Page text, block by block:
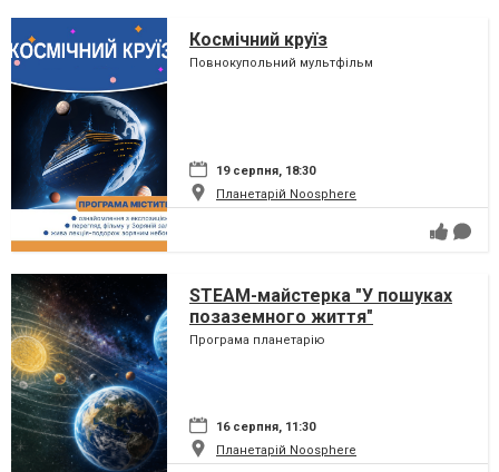
Космічний круїз
Повнокупольний мультфільм
19 серпня, 18:30
Планетарій Noosphere
STEAM-майстерка "У пошуках
позаземного життя"
Програма планетарію
16 серпня, 11:30
Планетарій Noosphere